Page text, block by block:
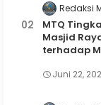
Redaksi
MTQ
Masjid
terhadap
Juni 22,